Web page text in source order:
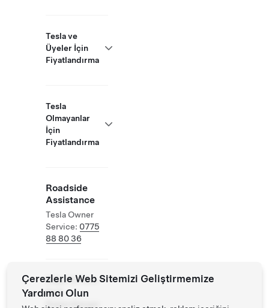
Tesla ve
Üyeler İçin
Fiyatlandırma
Tesla
Olmayanlar
İçin
Fiyatlandırma
Roadside
Assistance
Tesla Owner
Service: 0775
88 80 36
Diğer EV'lere
Açık
Supercharger
Çerezlerle Web Sitemizi Geliştirmemize
Yardımcı Olun